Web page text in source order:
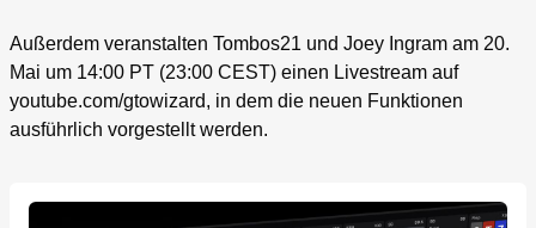
Außerdem veranstalten Tombos21 und Joey Ingram am 20.
Mai um 14:00 PT (23:00 CEST) einen Livestream auf
youtube.com/gtowizard, in dem die neuen Funktionen
ausführlich vorgestellt werden.